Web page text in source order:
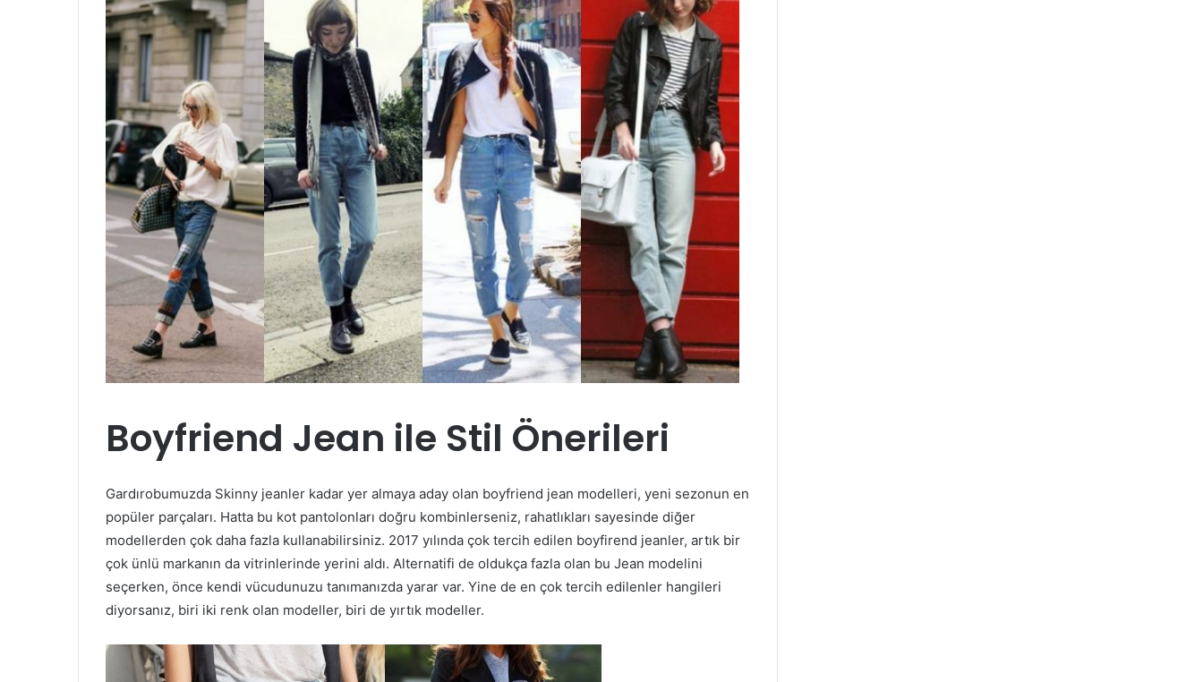
Boyfriend Jean ile Stil Önerileri
Gardırobumuzda Skinny jeanler kadar yer almaya aday olan boyfriend jean modelleri, yeni sezonun en
popüler parçaları. Hatta bu kot pantolonları doğru kombinlerseniz, rahatlıkları sayesinde diğer
modellerden çok daha fazla kullanabilirsiniz. 2017 yılında çok tercih edilen boyfirend jeanler, artık bir
çok ünlü markanın da vitrinlerinde yerini aldı. Alternatifi de oldukça fazla olan bu Jean modelini
seçerken, önce kendi vücudunuzu tanımanızda yarar var. Yine de en çok tercih edilenler hangileri
diyorsanız, biri iki renk olan modeller, biri de yırtık modeller.